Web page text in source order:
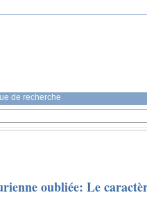
de recherche
oubliée: Le